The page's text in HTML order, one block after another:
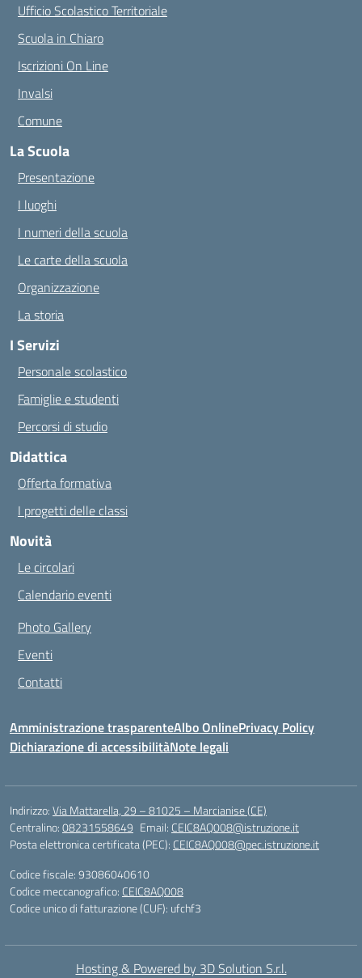
Ufficio Scolastico Territoriale
Scuola in Chiaro
Iscrizioni On Line
Invalsi
Comune
La Scuola
Presentazione
I luoghi
I numeri della scuola
Le carte della scuola
Organizzazione
La storia
I Servizi
Personale scolastico
Famiglie e studenti
Percorsi di studio
Didattica
Offerta formativa
I progetti delle classi
Novità
Le circolari
Calendario eventi
Photo Gallery
Eventi
Contatti
Amministrazione trasparenteAlbo OnlinePrivacy Policy
Dichiarazione di accessibilitàNote legali
Indirizzo:Via Mattarella, 29 – 81025 – Marcianise (CE)
Centralino:08231558649 Email: CEIC8AQ008@istruzione.it
Posta elettronica certificata (PEC): CEIC8AQ008@pec.istruzione.it
Codice fiscale: 93086040610
Codice meccanografico: CEIC8AQ008
Codice unico di fatturazione (CUF): ufchf3
Hosting & Powered by 3D Solution S.r.l.